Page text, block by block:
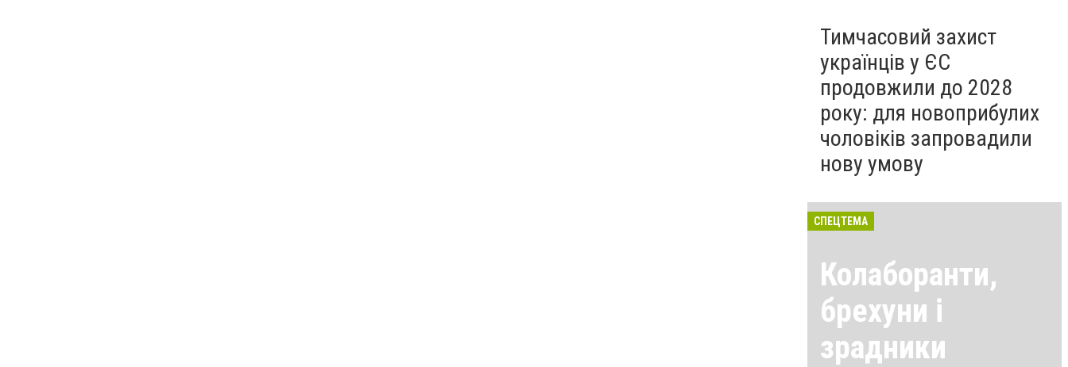
Тимчасовий захист
українців у ЄС
продовжили до 2028
року: для новоприбулих
чоловіків запровадили
нову умову
СПЕЦТЕМА
Колаборанти,
брехуни і
зрадники